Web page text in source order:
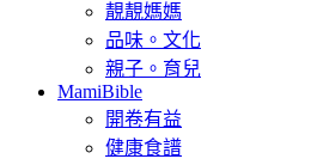
靚靚媽媽
品味。文化
親子。育兒
MamiBible
開卷有益
健康食譜